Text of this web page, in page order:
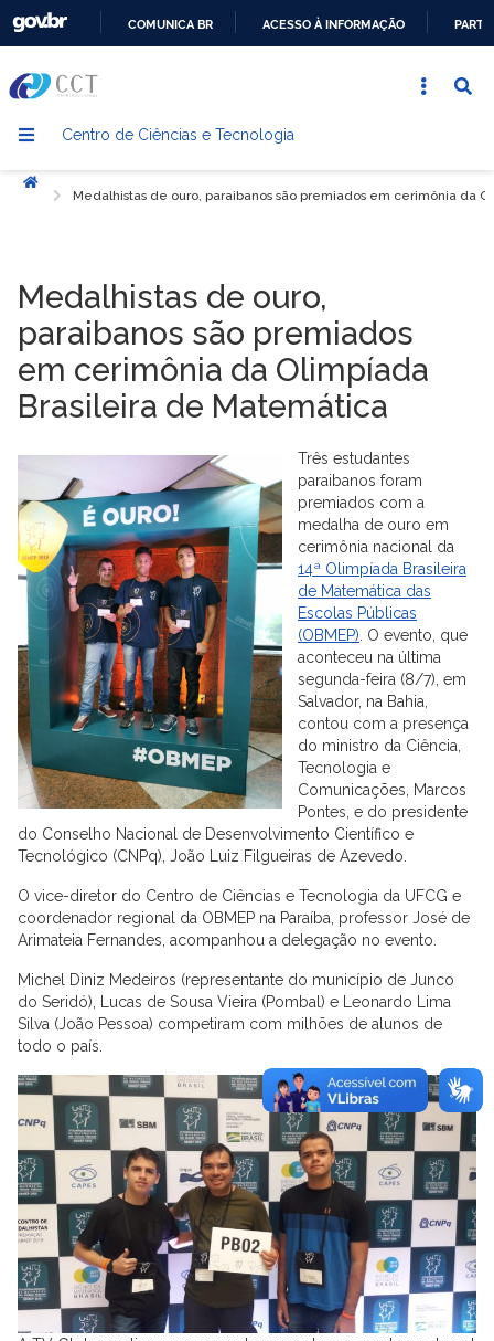
CONTEÚDO
COMUNICA BR ACESSO À INFORMAÇÃO
Centro de Ciências e Tecnologia
Início
Medalhistas de ouro, paraibanos são premiados em cerimônia da
Medalhistas de ouro,
paraibanos são premiados
em cerimônia da Olimpíada
Brasileira de Matemática
Três estudantes
paraibanos foram
premiados com a
medalha de ouro em
cerimônia nacional da
14ª Olimpíada Brasileira
de Matemática das
Escolas Públicas
(OBMEP) . O evento, que
aconteceu na última
segunda-feira (8/7), em
Salvador, na Bahia,
contou com a presença
do ministro da Ciência,
Tecnologia e
Comunicações, Marcos
Pontes, e do presidente
do Conselho Nacional de Desenvolvimento Científico e
Tecnológico (CNPq), João Luiz Filgueiras de Azevedo.
O vice-diretor do Centro de Ciências e Tecnologia da UFCG e
coordenador regional da OBMEP na Paraíba, professor José de
Arimateia Fernandes, acompanhou a delegação no evento.
Michel Diniz Medeiros (representante do município de Junco
do Seridó), Lucas de Sousa Vieira (Pombal) e Leonardo Lima
Silva (João Pessoa) competiram com milhões de alunos de
todo o país.